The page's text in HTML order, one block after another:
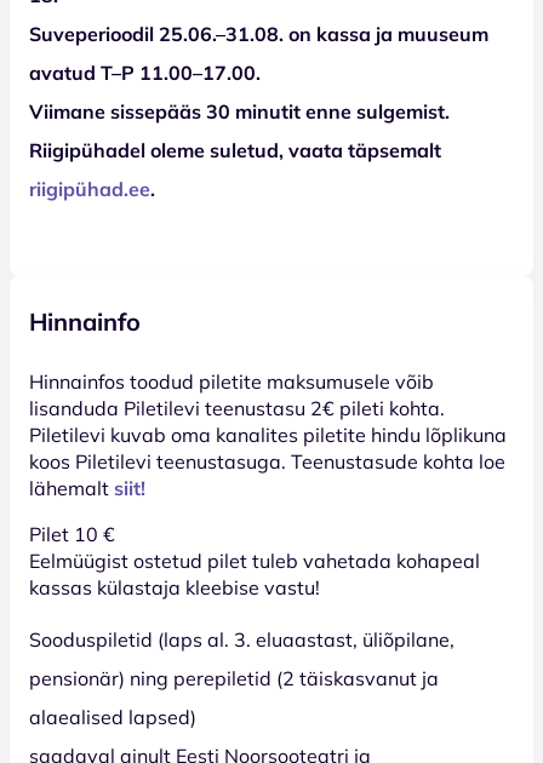
Suveperioodil 25.06.–31.08. on kassa ja muuseum
avatud T–P 11.00–17.00.
Viimane sissepääs 30 minutit enne sulgemist.
Riigipühadel oleme suletud, vaata täpsemalt
riigipühad.ee.
Hinnainfo
Hinnainfos toodud piletite maksumusele võib
lisanduda Piletilevi teenustasu 2€ pileti kohta.
Piletilevi kuvab oma kanalites piletite hindu lõplikuna
koos Piletilevi teenustasuga. Teenustasude kohta loe
lähemalt siit!
Pilet 10 €
Eelmüügist ostetud pilet tuleb vahetada kohapeal
kassas külastaja kleebise vastu!
Sooduspiletid (laps al. 3. eluaastast, üliõpilane,
pensionär) ning perepiletid (2 täiskasvanut ja
alaealised lapsed)
saadaval ainult Eesti Noorsooteatri ja